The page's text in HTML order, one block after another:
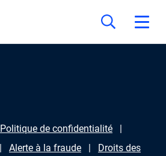
Politique de confidentialité
Alerte à la fraude
Droits des